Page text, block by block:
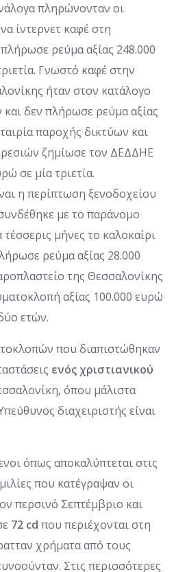
πληρώνονταν οι
ίντερνετ καφέ στη
ρεύμα αξίας 248.000
Γνωστό καφέ στην
ήταν στον κατάλογο
δεν πλήρωσε ρεύμα αξίας
παροχής δικτύων και
ζημίωσε τον ΔΕΔΔΗΕ
σε μία τριετία.
η περίπτωση ξενοδοχείου
με το παράνομο
μήνες το καλοκαίρι
ρεύμα αξίας 28.000
της Θεσσαλονίκης
αξίας 100.000 ευρώ
ετών.
που διαπιστώθηκαν
ενός χριστιανικού
όπου μάλιστα
διαχειριστής είναι
όπως αποκαλύπτεται στις
που κατέγραψαν οι
περσινό Σεπτέμβριο και
72 cd που περιέχονται στη
χρήματα από τους
Στις περισσότερες